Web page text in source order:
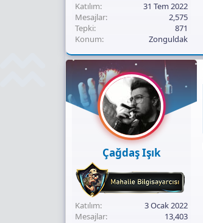
Katılım
31 Tem 2022
Mesajlar
2,575
Tepki
871
Konum
Zonguldak
Çağdaş Işık
Katılım
3 Ocak 2022
Mesajlar
13,403